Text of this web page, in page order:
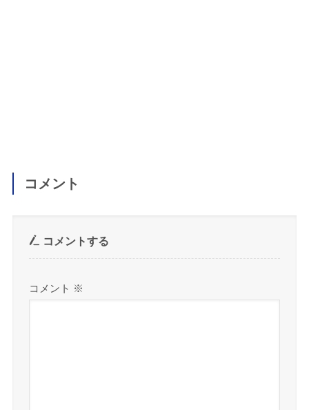
コメント
コメントする
コメント ※